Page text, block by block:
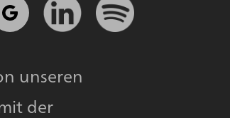
unseren
der